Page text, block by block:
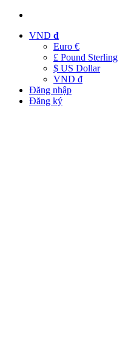
VND đ
Euro €
£ Pound Sterling
$ US Dollar
VND đ
Đăng nhập
Đăng ký